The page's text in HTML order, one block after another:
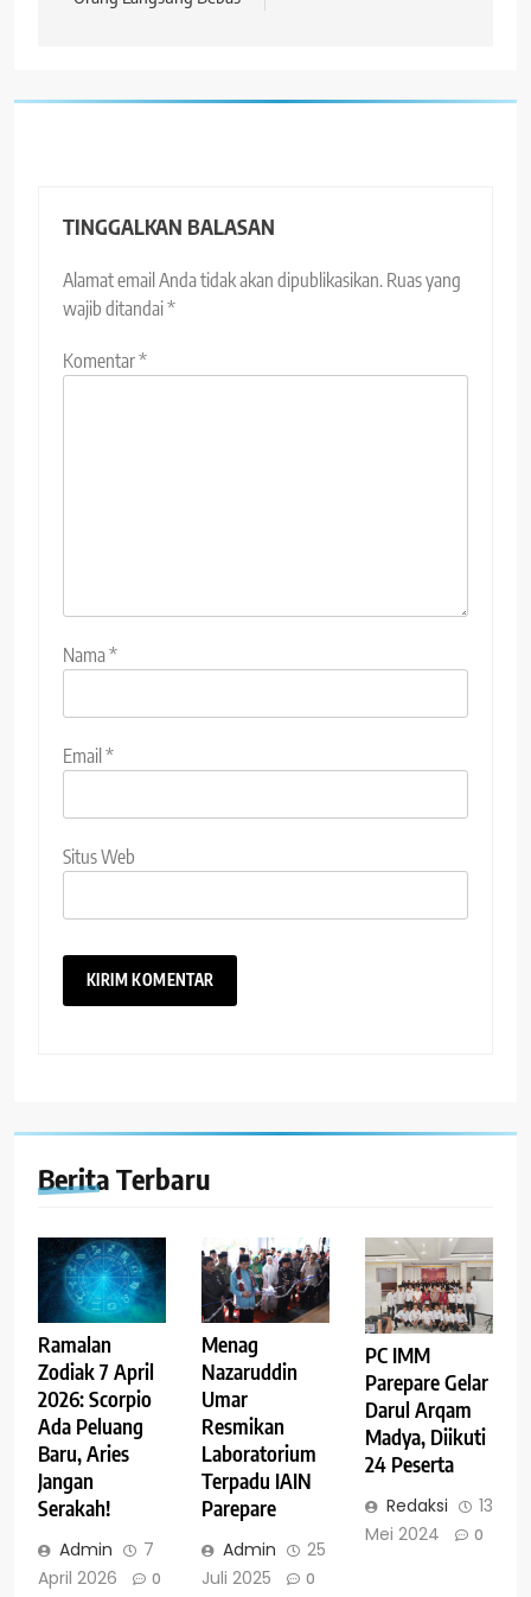
TINGGALKAN BALASAN
Alamat email Anda tidak akan dipublikasikan. Ruas yang
wajib ditandai*
Komentar*
Nama*
Email*
Situs Web
Berita Terbaru
Ramalan
Zodiak 7 April
2026: Scorpio
Ada Peluang
Baru, Aries
Jangan
Serakah!
Admin
7
April 2026
0
Menag
Nazaruddin
Umar
Resmikan
Laboratorium
Terpadu IAIN
Parepare
Admin
25
Juli 2025
0
PC IMM
Parepare Gelar
Darul Arqam
Madya, Diikuti
24 Peserta
Redaksi
13
Mei 2024
0